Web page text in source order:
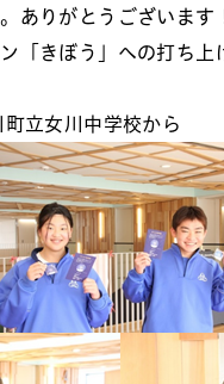
ありがとうございま
「きぼう」への打ち上
町立女川中学校から